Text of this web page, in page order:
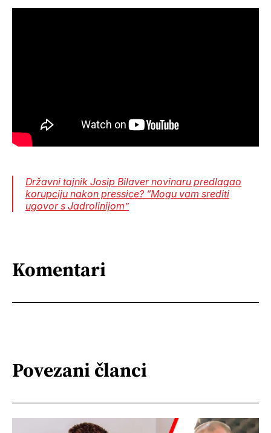
Državni tajnik Josip Bilaver novinaru predlagao
korupciju nakon pressice? “Mogu vam srediti
ugovor s Jadrolinijom”
Komentari
Povezani članci